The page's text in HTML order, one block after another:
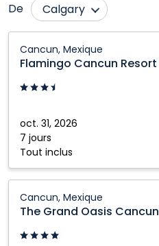
De
Calgary
Edmonton
Fort McMurray
Halifax
Kamloops
Kelowna
London
Montréal
Cancun, Mexique
Flamingo Cancun Resort
oct. 31, 2026
7 jours
Tout inclus
Cancun
Resort:
Cancun,
Cancun, Mexique
The Grand Oasis Cancun
Grand
Oasis
Cancun: